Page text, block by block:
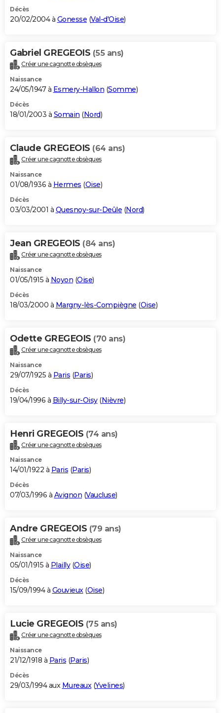
Décès
20/02/2004 à Gonesse (Val-d'Oise)
Gabriel GREGEOIS (55 ans)
Créer une cagnotte obsèques
Naissance
24/05/1947 à Esmery-Hallon (Somme)
Décès
18/01/2003 à Somain (Nord)
Claude GREGEOIS (64 ans)
Créer une cagnotte obsèques
Naissance
01/08/1936 à Hermes (Oise)
Décès
03/03/2001 à Quesnoy-sur-Deûle (Nord)
Jean GREGEOIS (84 ans)
Créer une cagnotte obsèques
Naissance
01/05/1915 à Noyon (Oise)
Décès
18/03/2000 à Margny-lès-Compiègne (Oise)
Odette GREGEOIS (70 ans)
Créer une cagnotte obsèques
Naissance
29/07/1925 à Paris (Paris)
Décès
19/04/1996 à Billy-sur-Oisy(Nièvre)
Henri GREGEOIS (74 ans)
Créer une cagnotte obsèques
Naissance
14/01/1922 à Paris (Paris)
Décès
07/03/1996 à Avignon (Vaucluse)
Andre GREGEOIS (79 ans)
Créer une cagnotte obsèques
Naissance
05/01/1915 à Plailly(Oise)
Décès
15/09/1994 à Gouvieux(Oise)
Lucie GREGEOIS (75 ans)
Créer une cagnotte obsèques
Naissance
21/12/1918 à Paris (Paris)
Décès
29/03/1994 aux Mureaux(Yvelines)